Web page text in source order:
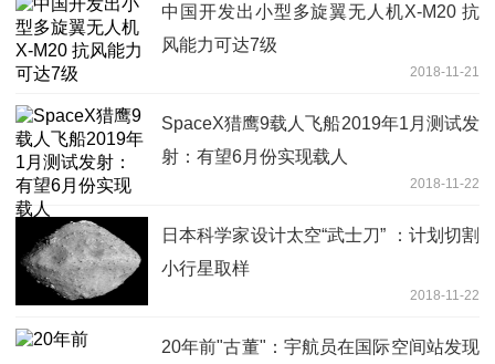
中国开发出小型多旋翼无人机X-M20 抗
风能力可达7级
2018-11-21
SpaceX猎鹰9载人飞船2019年1月测试发
射：有望6月份实现载人
2018-11-22
日本科学家设计太空“武士刀” ：计划切割
小行星取样
2018-11-22
20年前"古董"：宇航员在国际空间站发现